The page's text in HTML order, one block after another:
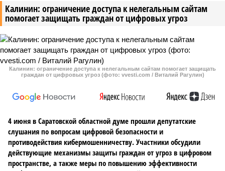
Калинин: ограничение доступа к нелегальным сайтам
помогает защищать граждан от цифровых угроз
Калинин: ограничение доступа к нелегальным сайтам помогает защищать
граждан от цифровых угроз (фото: vvesti.com / Виталий Рагулин)
4 июня в Саратовской областной думе прошли депутатские
слушания по вопросам цифровой безопасности и
противодействия кибермошенничеству. Участники обсудили
действующие механизмы защиты граждан от угроз в цифровом
пространстве, а также меры по повышению эффективности